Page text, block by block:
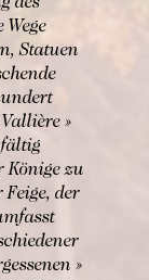
Hotel:
Statuen
»
Könige zu
der
»